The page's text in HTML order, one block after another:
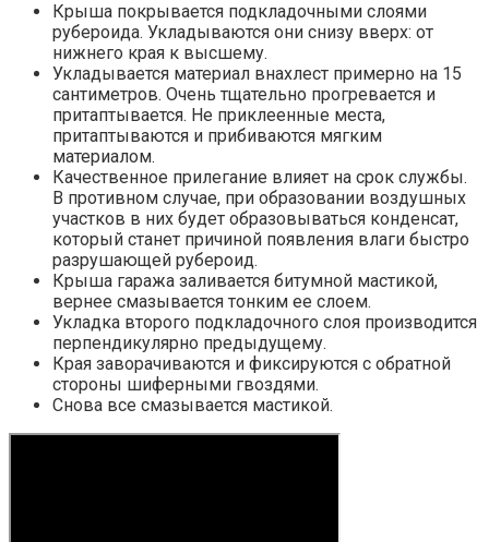
Крыша покрывается подкладочными слоями
рубероида. Укладываются они снизу вверх: от
нижнего края к высшему.
Укладывается материал внахлест примерно на 15
сантиметров. Очень тщательно прогревается и
притаптывается. Не приклеенные места,
притаптываются и прибиваются мягким
материалом.
Качественное прилегание влияет на срок службы.
В противном случае, при образовании воздушных
участков в них будет образовываться конденсат,
который станет причиной появления влаги быстро
разрушающей рубероид.
Крыша гаража заливается битумной мастикой,
вернее смазывается тонким ее слоем.
Укладка второго подкладочного слоя производится
перпендикулярно предыдущему.
Края заворачиваются и фиксируются с обратной
стороны шиферными гвоздями.
Снова все смазывается мастикой.